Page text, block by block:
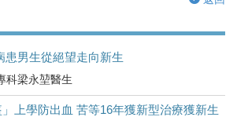
患男生從絕望走向新生
科梁永堃醫生
上學防出血 苦等16年獲新型治療獲新生